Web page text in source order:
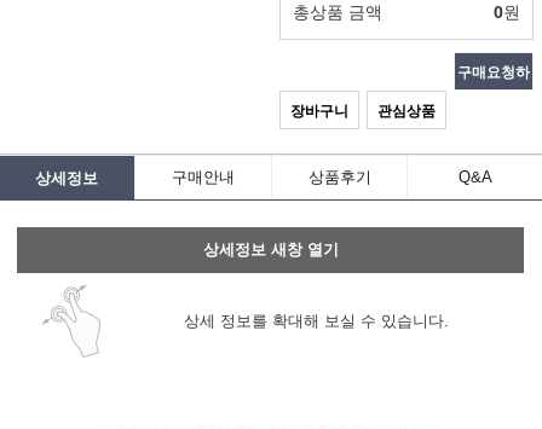
총상품 금액 0원
장바구니 관심상품
구매요청하
상세정보 구매안내 상품후기 Q&A
상세정보 새창 열기
상세 정보를 확대해 보실 수 있습니다.